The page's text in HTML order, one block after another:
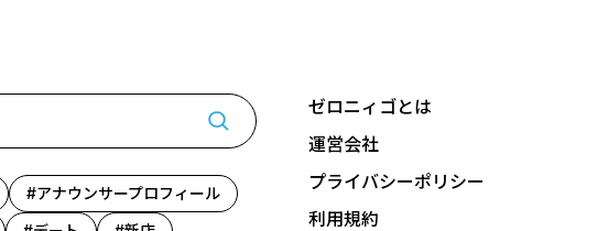
アナウンサープロフィール
ゼロニィゴとは
運営会社
プライバシーポリシー
利用規約